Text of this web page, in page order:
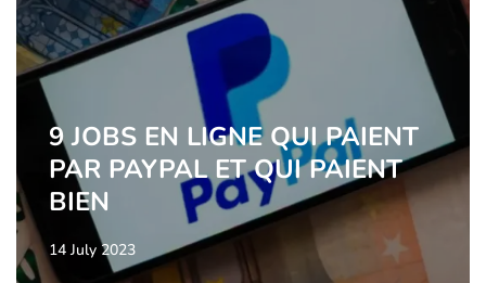
9 JOBS EN LIGNE QUI PAIENT
PAR PAYPAL ET QUI PAIENT
BIEN
14 July 2023